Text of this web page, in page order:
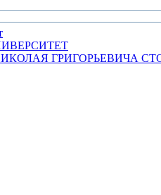
ГРИГОРЬЕВИЧА